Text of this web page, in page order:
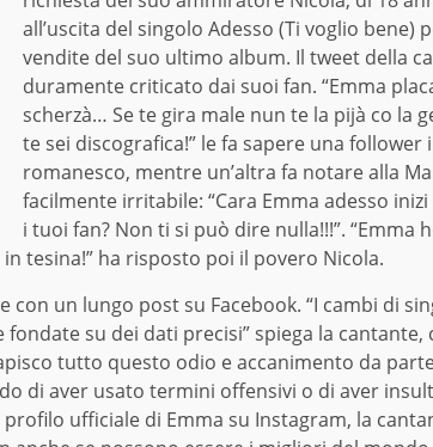
all’uscita del singolo Adesso (Ti voglio bene)
vendite del suo ultimo album. Il tweet della
duramente criticato dai suoi fan. “Emma
scherzà… Se te gira male nun te la pijà co la
te sei discografica!” le fa sapere una follower
romanesco, mentre un’altra fa notare alla
facilmente irritabile: “Cara Emma adesso
i tuoi fan? Non ti si può dire nulla!!!”. “Emma
tesina!” ha risposto poi il povero Nicola.
con un lungo post su Facebook. “I cambi di
fondate su dei dati precisi” spiega la
tutto questo odio e accanimento da
di aver usato termini offensivi o di aver
ufficiale di Emma su Instagram, la